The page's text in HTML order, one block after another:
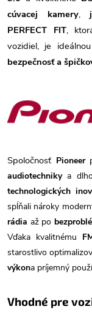
cúvacej kamery,
PERFECT FIT,
vozidiel, je
bezpečnosť a
Spoločnosť Pioneer
audiotechnikya
technologických
spĺňali nároky
rádia až po
Vďaka kvalitnému
starostlivo
výkona príjemný
Vhodné pre